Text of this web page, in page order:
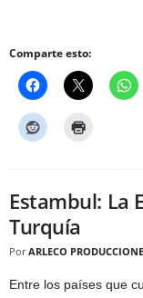
Comparte esto:
Estambul: La
Turquía
Por ARLECO
Entre los países que